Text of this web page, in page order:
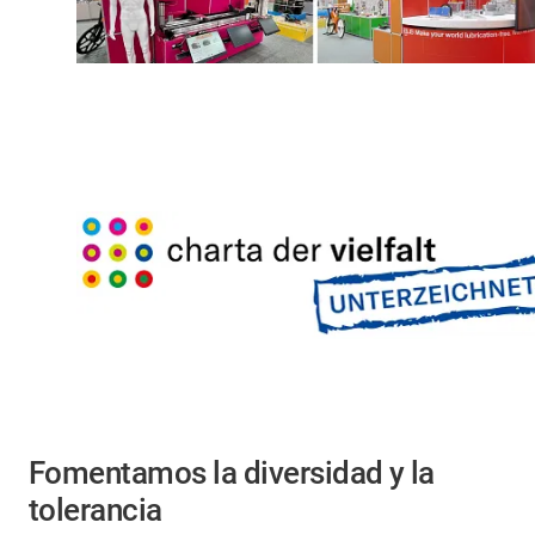
Fomentamos la diversidad y la
tolerancia